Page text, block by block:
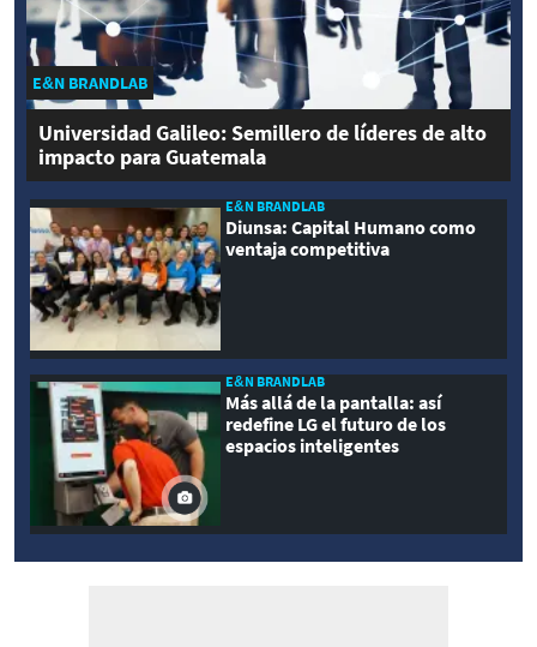
E&N BRANDLAB
Universidad Galileo: Semillero de líderes de alto
impacto para Guatemala
E&N BRANDLAB
Diunsa: Capital Humano como
ventaja competitiva
E&N BRANDLAB
Más allá de la pantalla: así
redefine LG el futuro de los
espacios inteligentes